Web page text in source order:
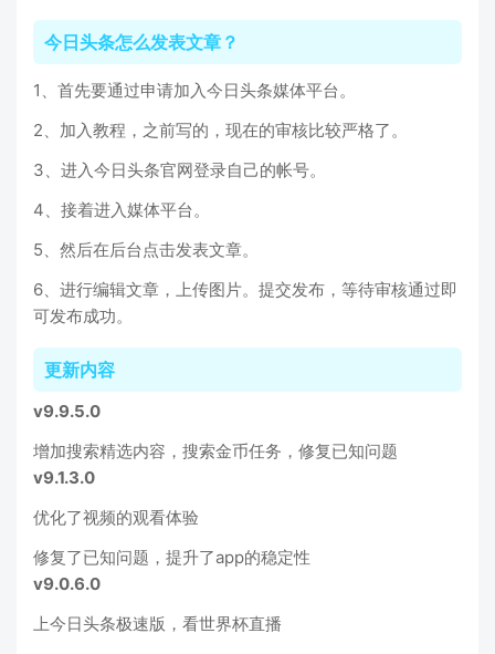
今日头条怎么发表文章？
1、首先要通过申请加入今日头条媒体平台。
2、加入教程，之前写的，现在的审核比较严格了。
3、进入今日头条官网登录自己的帐号。
4、接着进入媒体平台。
5、然后在后台点击发表文章。
6、进行编辑文章，上传图片。提交发布，等待审核通过即
可发布成功。
更新内容
v9.9.5.0
增加搜索精选内容，搜索金币任务，修复已知问题
v9.1.3.0
优化了视频的观看体验
修复了已知问题，提升了app的稳定性
v9.0.6.0
上今日头条极速版，看世界杯直播